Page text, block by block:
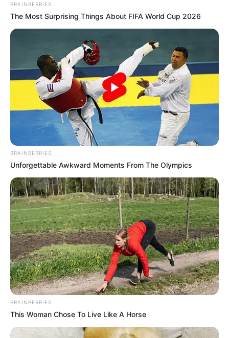
BRAINBERRIES
The Most Surprising Things About FIFA World Cup 2026
BRAINBERRIES
Unforgettable Awkward Moments From The Olympics
BRAINBERRIES
This Woman Chose To Live Like A Horse